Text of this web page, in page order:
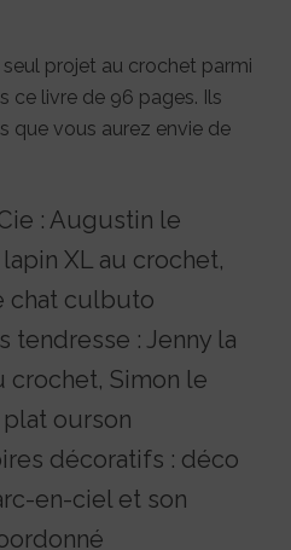
projet au crochet parmi
ce livre de 96 pages. Ils
que vous aurez envie de
: Augustin le
XL au crochet,
chat culbuto
tendresse : Jenny la
crochet, Simon le
ourson
décoratifs : déco
en-ciel et son